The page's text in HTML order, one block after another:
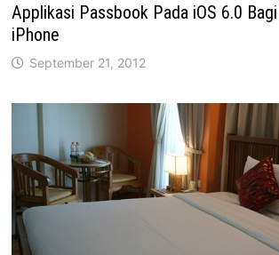
Applikasi Passbook Pada iOS 6.0
iPhone
September 21, 2012